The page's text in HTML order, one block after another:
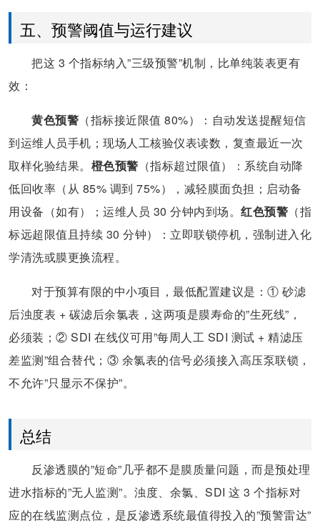
五、预警阈值与运行建议
把这 3 个指标纳入”三级预警”机制，比单纯装表更有
效：
黄色预警 （指标接近限值 80%）：自动发送提醒短信
到运维人员手机；现场人工核验仪表读数，复查最近一次
取样化验结果。 橙色预警 （指标超过限值）：系统自动降
低回收率（从 85% 调到 75%），减轻膜面负担；启动备
用设备（如有）；运维人员 30 分钟内到场。 红色预警 （指
标远超限值且持续 30 分钟）：立即联锁停机，强制进入化
学清洗或膜更换流程。
对于预算有限的中小项目，最低配置建议是：① 砂滤
后浊度表 + 碳滤后余氯表，这两项是膜寿命的”生死线”，
必须装；② SDI 在线仪可用”每周人工 SDI 测试 + 精滤压
差监测”组合替代；③ 余氯表的信号必须接入高压泵联锁，
不允许”只显示不保护”。
总结
反渗透膜的”短命”几乎都不是膜质量问题，而是预处理
进水指标的”无人监测”。浊度、余氯、SDI 这 3 个指标对
应的在线监测点位，是反渗透系统最值得投入的”预警雷达”